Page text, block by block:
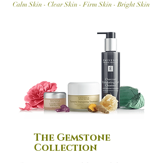
Calm Skin - Clear Skin - Firm Skin - Bright Skin
The Gemstone
Collection